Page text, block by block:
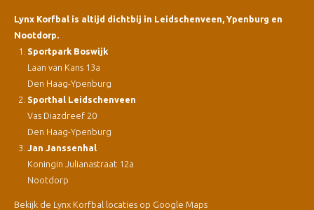
Lynx Korfbal is altijd dichtbij in Leidschenveen, Ypenburg en
Nootdorp.
Sportpark Boswijk
Laan van Kans 13a
Den Haag-Ypenburg
Sporthal Leidschenveen
Vas Diazdreef 20
Den Haag-Ypenburg
Jan Janssenhal
Koningin Julianastraat 12a
Nootdorp
Bekijk de Lynx Korfbal locaties op Google Maps